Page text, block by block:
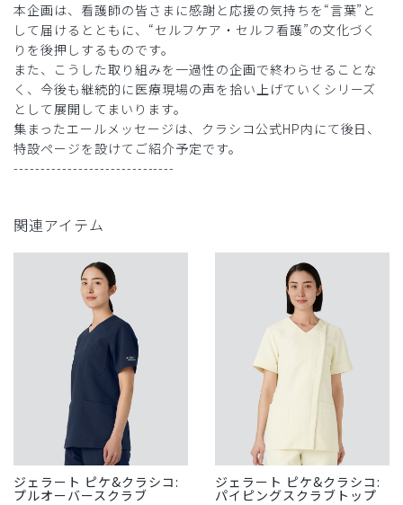
本企画は、看護師の皆さまに感謝と応援の気持ちを“言葉”と
して届けるとともに、“セルフケア・セルフ看護”の文化づく
りを後押しするものです。
また、こうした取り組みを一過性の企画で終わらせることな
く、今後も継続的に医療現場の声を拾い上げていくシリーズ
として展開してまいります。
集まったエールメッセージは、クラシコ公式HP内にて後日、
特設ページを設けてご紹介予定です。
------------------------------
関連アイテム
ジェラート ピケ&クラシコ:
プルオーバースクラブ
ジェラート ピケ&クラシコ:
パイピングスクラブトップ